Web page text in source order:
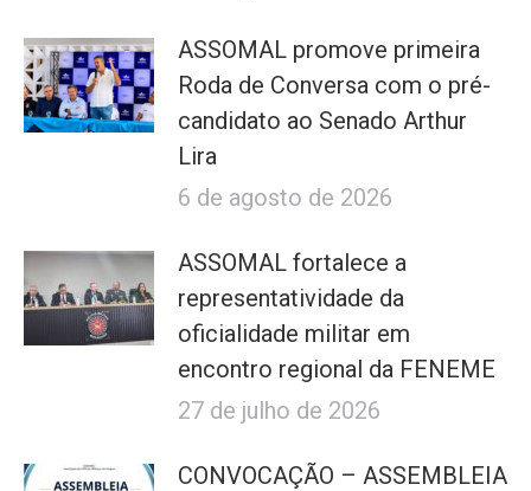
ASSOMAL promove primeira
Roda de Conversa com o pré-
candidato ao Senado Arthur
Lira
6 de agosto de 2026
ASSOMAL fortalece a
representatividade da
oficialidade militar em
encontro regional da FENEME
27 de julho de 2026
CONVOCAÇÃO – ASSEMBLEIA